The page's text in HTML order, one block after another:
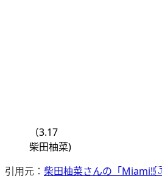
（3.17
柴田柚菜)
引用元： 柴田柚菜さんの「